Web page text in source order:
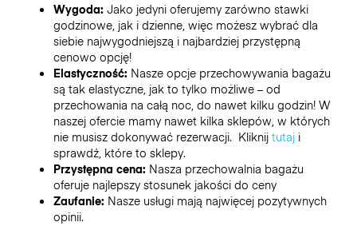
Wygoda: Jako jedyni oferujemy zarówno stawki
godzinowe, jak i dzienne, więc możesz wybrać dla
siebie najwygodniejszą i najbardziej przystępną
cenowo opcję!
Elastyczność: Nasze opcje przechowywania bagażu
są tak elastyczne, jak to tylko możliwe – od
przechowania na całą noc, do nawet kilku godzin! W
naszej ofercie mamy nawet kilka sklepów, w których
nie musisz dokonywać rezerwacji. Kliknij tutaji
sprawdź, które to sklepy.
Przystępna cena: Nasza przechowalnia bagażu
oferuje najlepszy stosunek jakości do ceny
Zaufanie: Nasze usługi mają najwięcej pozytywnych
opinii.